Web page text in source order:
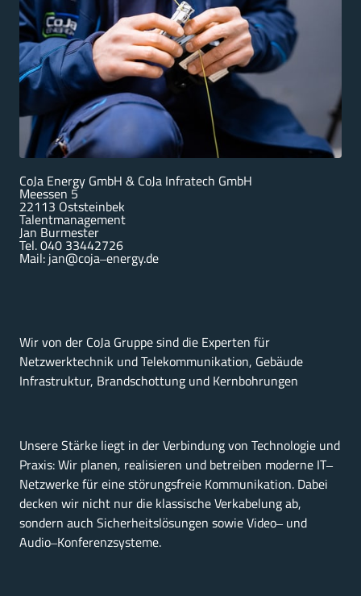
CoJa Energy GmbH & CoJa Infratech GmbH
Meessen 5
22113 Oststeinbek
Talentmanagement
Jan Burmester
Tel. 040 33442726
Mail: jan@coja‒energy.de
Wir von der CoJa Gruppe sind die Experten
Netzwerktechnik und Telekommunikation,
Infrastruktur, Brandschottung und Kernbohrungen
Unsere Stärke liegt in der Verbindung von Technologie
Praxis: Wir planen, realisieren und betreiben moderne IT‒
Netzwerke für eine störungsfreie Kommunikation.
decken wir nicht nur die klassische Verkabelung
sondern auch Sicherheitslösungen sowie Video‒
Audio‒Konferenzsysteme.